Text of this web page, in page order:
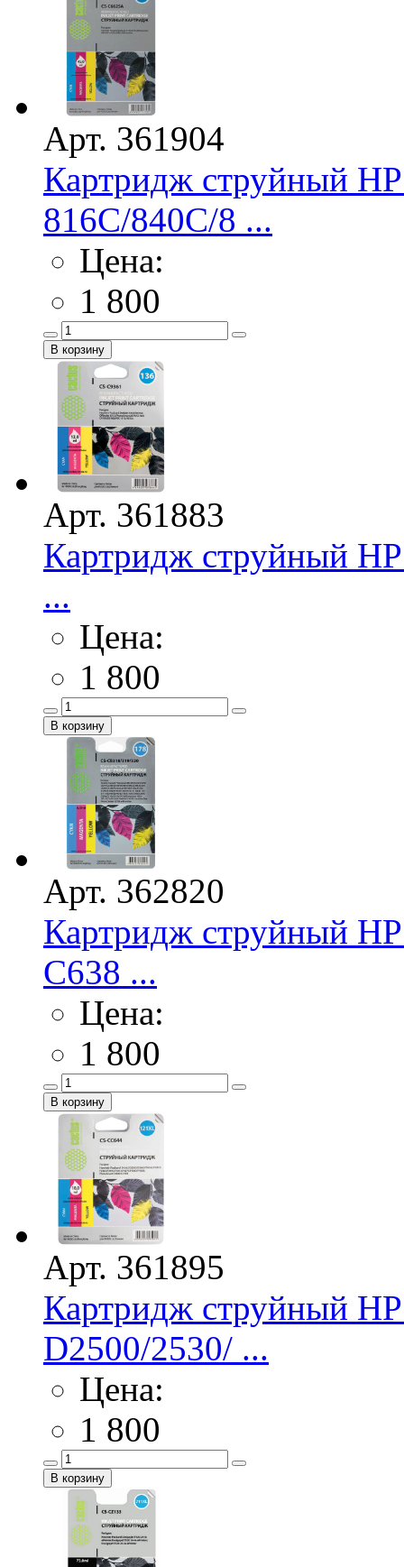
Арт. 361904
Картридж струйный
816С/840C/8 ...
Цена:
1 800
Арт. 361883
Картридж струйный
...
Цена:
1 800
Арт. 362820
Картридж струйный
C638 ...
Цена:
1 800
Арт. 361895
Картридж струйный
D2500/2530/ ...
Цена:
1 800